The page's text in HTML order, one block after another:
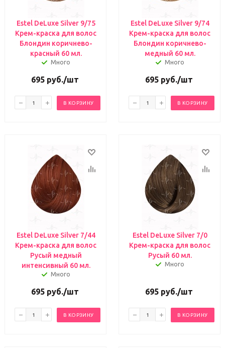
Estel DeLuxe Silver 9/75
Крем-краска для волос
Блондин коричнево-
красный 60 мл.
Много
695руб./шт
В КОРЗИНУ
Estel DeLuxe Silver 9/74
Крем-краска для волос
Блондин коричнево-
медный 60 мл.
Много
695руб./шт
В КОРЗИНУ
Estel DeLuxe Silver 7/44
Крем-краска для волос
Русый медный
интенсивный 60 мл.
Много
695руб./шт
В КОРЗИНУ
Estel DeLuxe Silver 7/0
Крем-краска для волос
Русый 60 мл.
Много
695руб./шт
В КОРЗИНУ